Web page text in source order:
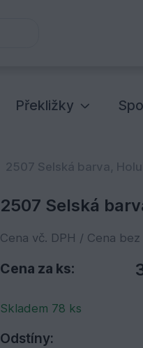
Překližky
2507 Selská barva,
2507 Selská
Cena vč. DPH / Cena bez
Cena za ks:
Skladem 78 ks
Odstíny: